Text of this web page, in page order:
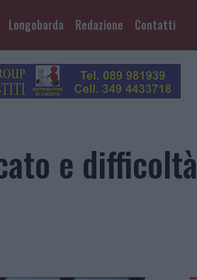
Longobarda Redazione Contatti
e difficoltà